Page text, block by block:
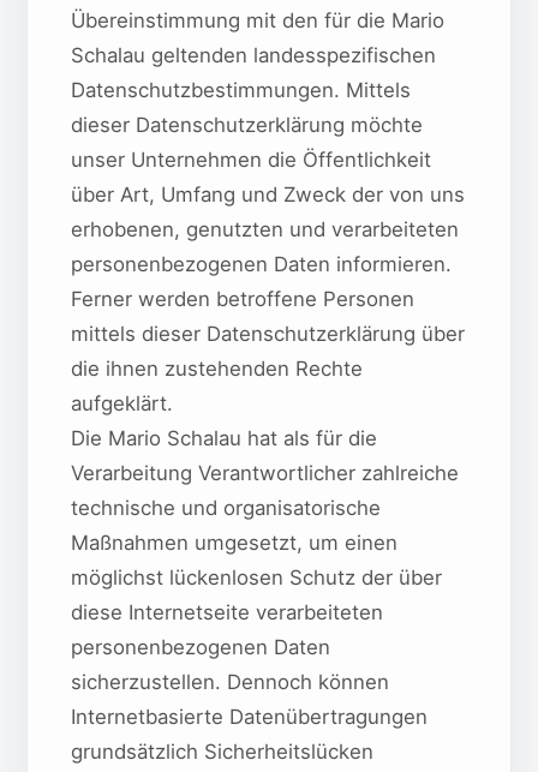
Übereinstimmung mit den für die Mario
Schalau geltenden landesspezifischen
Datenschutzbestimmungen. Mittels
dieser Datenschutzerklärung möchte
unser Unternehmen die Öffentlichkeit
über Art, Umfang und Zweck der von uns
erhobenen, genutzten und verarbeiteten
personenbezogenen Daten informieren.
Ferner werden betroffene Personen
mittels dieser Datenschutzerklärung über
die ihnen zustehenden Rechte
aufgeklärt.
Die Mario Schalau hat als für die
Verarbeitung Verantwortlicher zahlreiche
technische und organisatorische
Maßnahmen umgesetzt, um einen
möglichst lückenlosen Schutz der über
diese Internetseite verarbeiteten
personenbezogenen Daten
sicherzustellen. Dennoch können
Internetbasierte Datenübertragungen
grundsätzlich Sicherheitslücken